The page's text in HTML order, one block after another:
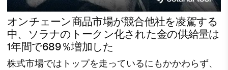
オンチェーン商品市場が競合他社を凌駕する
中、ソラナのトークン化された金の供給量は
1年間で689％増加した
株式市場ではトップを走っているにもかかわらず、